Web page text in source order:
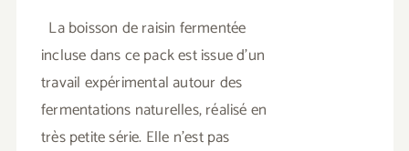
La boisson de raisin fermentée
incluse dans ce pack est issue d’un
travail expérimental autour des
fermentations naturelles, réalisé en
très petite série. Elle n’est pas